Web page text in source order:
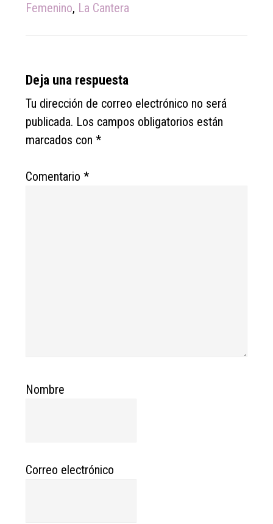
Femenino, La Cantera
Reader
Interactions
Deja una respuesta
Tu dirección de correo electrónico no será
publicada. Los campos obligatorios están
marcados con*
Comentario*
Nombre
Correo electrónico